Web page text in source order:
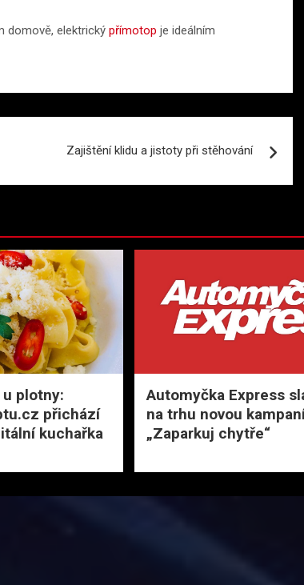
domově, elektrický přímotop je ideálním
Zajištění klidu a jistoty při stěhování
u plotny:
přichází
kuchařka
Automyčka Express
na trhu novou
„Zaparkuj chytře“